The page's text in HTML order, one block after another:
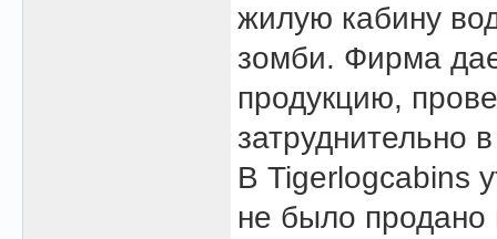
жилую кабину
зомби. Фирма
продукцию,
затруднительно
В Tigerlogcabins
не было продано